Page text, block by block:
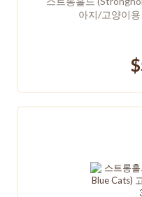
아지/고양이